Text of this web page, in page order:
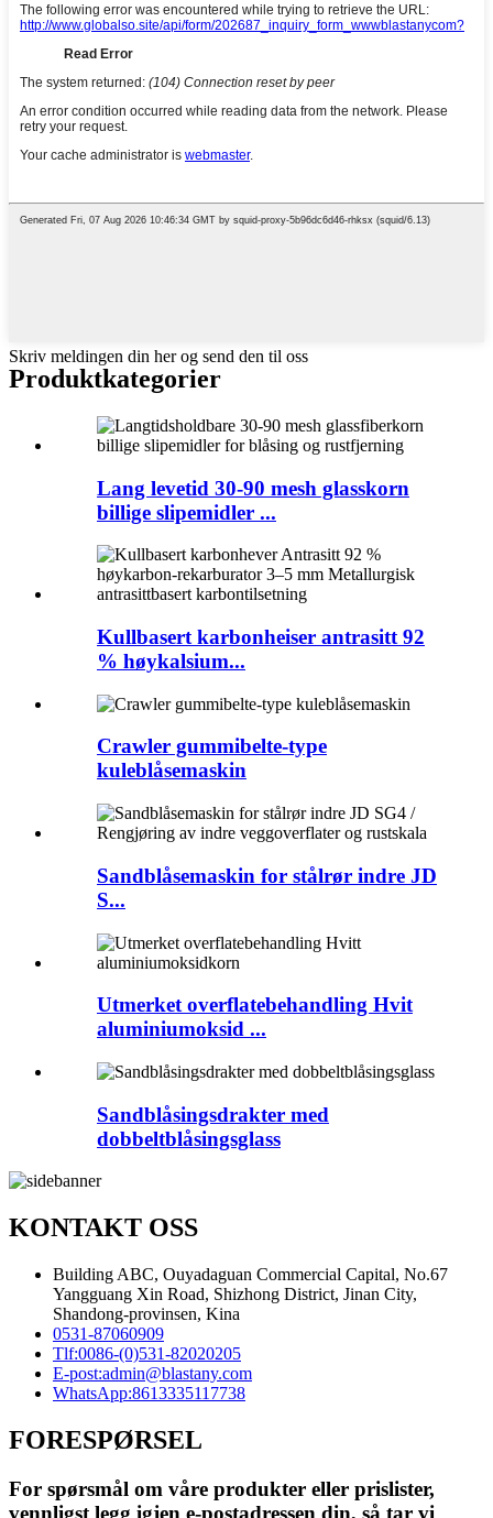
Skriv meldingen din her og send den til oss
Produktkategorier
Lang levetid 30-90 mesh glasskorn
billige slipemidler ...
Kullbasert karbonheiser antrasitt 92
% høykalsium...
Crawler gummibelte-type
kuleblåsemaskin
Sandblåsemaskin for stålrør indre JD
S...
Utmerket overflatebehandling Hvit
aluminiumoksid ...
Sandblåsingsdrakter med
dobbeltblåsingsglass
KONTAKT OSS
Building ABC, Ouyadaguan Commercial Capital, No.67
Yangguang Xin Road, Shizhong District, Jinan City,
Shandong-provinsen, Kina
0531-87060909
Tlf:0086-(0)531-82020205
E-post:admin@blastany.com
WhatsApp:8613335117738
FORESPØRSEL
For spørsmål om våre produkter eller prislister,
vennligst legg igjen e-postadressen din, så tar vi